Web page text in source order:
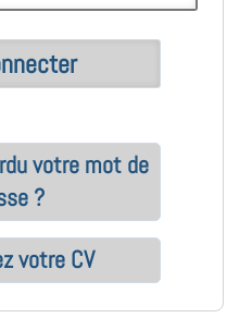
votre mot de
?
votre CV